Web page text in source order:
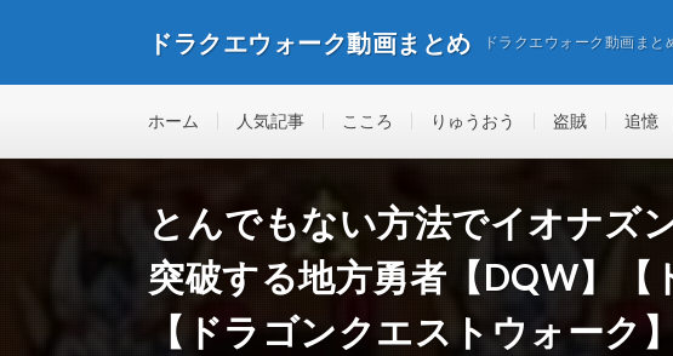
ドラクエウォーク動画まとめ ドラクエウォーク動画まと
ホーム 人気記事 こころ りゅうおう 盗賊 追憶
とんでもない方法でイオナズ
突破する地方勇者【DQW】【
【ドラゴンクエストウォーク